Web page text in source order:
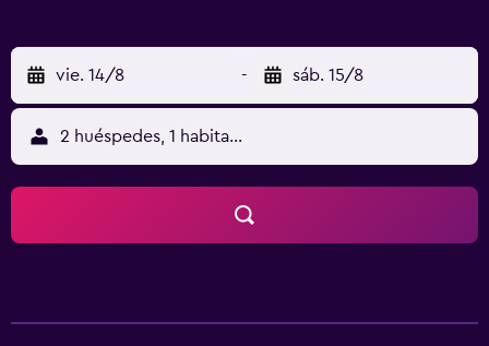
vie. 14/8 - sáb. 15/8
2 huéspedes, 1 habitación